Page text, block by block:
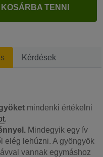
KOSÁRBA TENNI
Kérdések
mindenki értékelni
.
Mindegyik egy ív
elég lehúzni. A gyöngyök
vannak egymáshoz